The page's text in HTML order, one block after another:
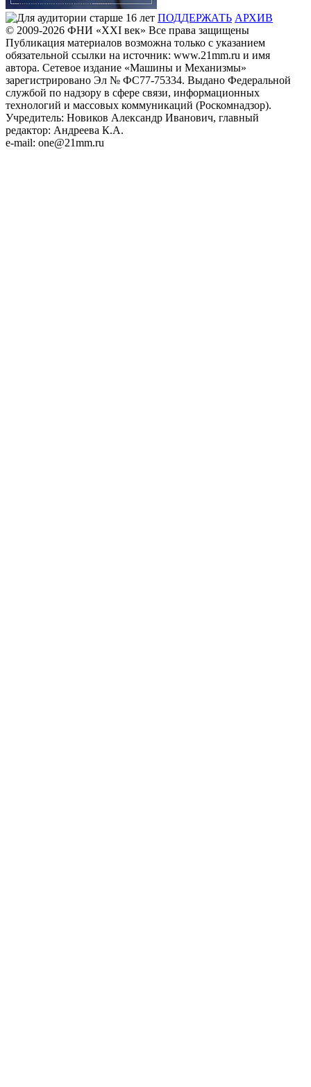
ПОДДЕРЖАТЬ АРХИВ
© 2009-2026 ФHИ «XXI век» Все права защищены
Публикация материалов возможна только с указанием
обязательной ссылки на источник: www.21mm.ru и имя
автора. Сетевое издание «Машины и Механизмы»
зарегистрировано Эл № ФС77-75334. Выдано Федеральной
службой по надзору в сфере связи, информационных
технологий и массовых коммуникаций (Роскомнадзор).
Учредитель: Новиков Александр Иванович, главный
редактор: Андреева К.А.
e-mail: one@21mm.ru